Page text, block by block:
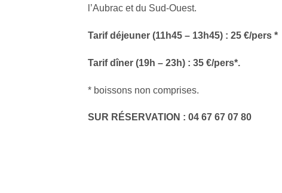
l’Aubrac et du Sud-Ouest.
Tarif déjeuner (11h45 – 13h45) : 25 €/pers *
Tarif dîner (19h – 23h) : 35 €/pers*.
* boissons non comprises.
SUR RÉSERVATION : 04 67 67 07 80